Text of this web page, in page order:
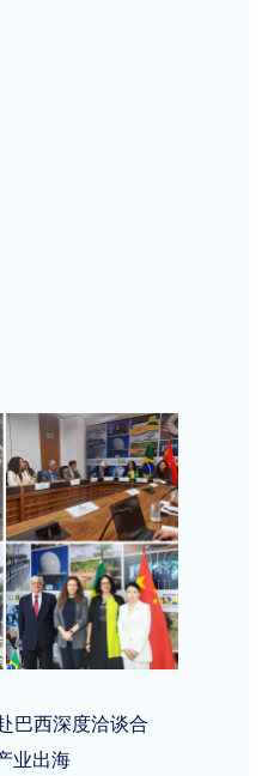
巴西深度洽谈合
业出海